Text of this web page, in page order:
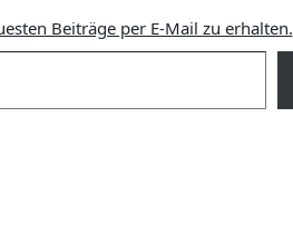
Beiträge per E-Mail zu erhalten.